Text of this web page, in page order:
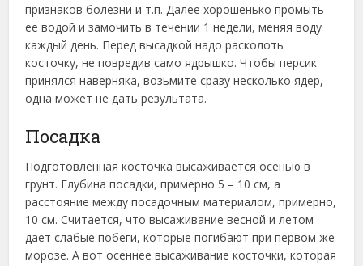
признаков болезни и т.п. Далее хорошенько промыть
ее водой и замочить в течении 1 недели, меняя воду
каждый день. Перед высадкой надо расколоть
косточку, не повредив само ядрышко. Чтобы персик
принялся наверняка, возьмите сразу несколько ядер,
одна может не дать результата.
Посадка
Подготовленная косточка высаживается осенью в
грунт. Глубина посадки, примерно 5 – 10 см, а
расстояние между посадочным материалом, примерно,
10 см. Считается, что высаживание весной и летом
дает слабые побеги, которые погибают при первом же
морозе. А вот осеннее высаживание косточки, которая